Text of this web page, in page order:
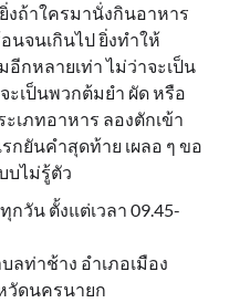
งถ้าใครมานั่งกินอาหาร
นจนเกินไป ยิ่งทำให้
กหลายเท่า ไม่ว่าจะเป็น
ะเป็นพวกต้มยำ ผัด หรือ
เภทอาหาร ลองตักเข้า
กยันคำสุดท้าย เผลอ ๆ ขอ
บไม่รู้ตัว
กวัน ตั้งแต่เวลา 09.45-
ลท่าช้าง อำเภอเมือง
วัดนครนายก